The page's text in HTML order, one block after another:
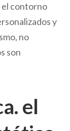
contorno
y
no
son